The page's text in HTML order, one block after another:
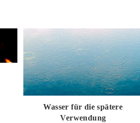
Wasser für die spätere
Verwendung